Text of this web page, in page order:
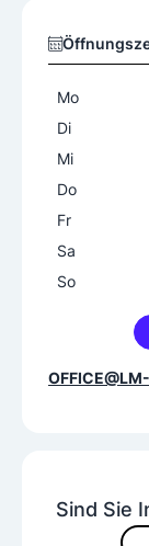
Sind Sie
Mo
Di
Mi
Do
Fr
Sa
So
+43 664